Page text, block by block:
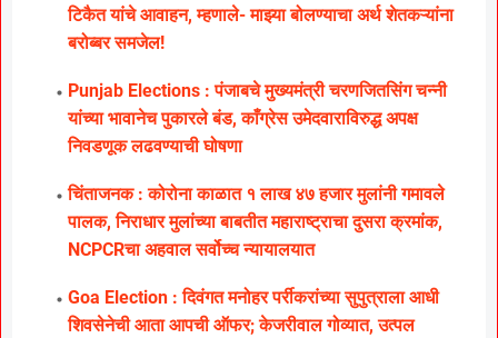
टिकैत यांचे आवाहन, म्हणाले- माझ्या बोलण्याचा अर्थ शेतकऱ्यांना
बरोब्बर समजेल!
Punjab Elections : पंजाबचे मुख्यमंत्री चरणजितसिंग चन्नी
यांच्या भावानेच पुकारले बंड, काँग्रेस उमेदवाराविरुद्ध अपक्ष
निवडणूक लढवण्याची घोषणा
चिंताजनक : कोरोना काळात १ लाख ४७ हजार मुलांनी गमावले
पालक, निराधार मुलांच्या बाबतीत महाराष्ट्राचा दुसरा क्रमांक,
NCPCRचा अहवाल सर्वोच्च न्यायालयात
Goa Election : दिवंगत मनोहर पर्रीकरांच्या सुपुत्राला आधी
शिवसेनेची आता आपची ऑफर; केजरीवाल गोव्यात, उत्पल